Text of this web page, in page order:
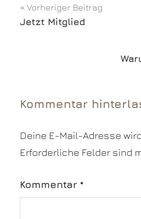
Vorheriger Beitrag
Jetzt Mitglied
Kommentar
Deine E-Mail-Adresse
Erforderliche Felder sind
Kommentar *